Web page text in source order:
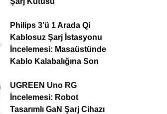
Philips 3’ü 1 Arada Qi
Kablosuz Şarj İstasyonu
İncelemesi: Masaüstünde
Kablo Kalabalığına Son
UGREEN Uno RG
İncelemesi: Robot
Tasarımlı GaN Şarj Cihazı